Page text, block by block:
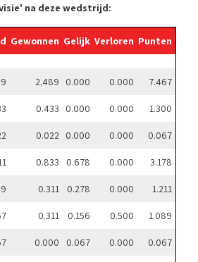
na deze wedstrijd:
Gewonnen Gelijk Verloren Punten
2.489 0.000 0.000 7.467
0.433 0.000 0.000 1.300
0.022 0.000 0.000 0.067
0.833 0.678 0.000 3.178
0.311 0.278 0.000 1.211
0.311 0.156 0.500 1.089
0.000 0.067 0.000 0.067